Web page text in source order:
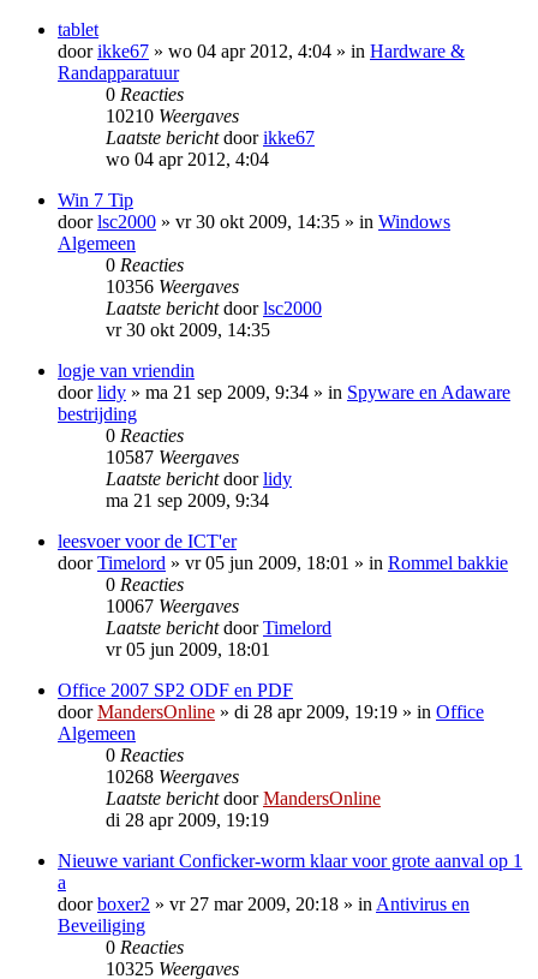
tablet
doorikke67 » wo 04 apr 2012, 4:04 » in Hardware &
Randapparatuur
0 Reacties
10210 Weergaves
Laatste berichtdoorikke67
wo 04 apr 2012, 4:04
Win 7 Tip
doorlsc2000 » vr 30 okt 2009, 14:35 » in Windows
Algemeen
0 Reacties
10356 Weergaves
Laatste berichtdoorlsc2000
vr 30 okt 2009, 14:35
logje van vriendin
doorlidy » ma 21 sep 2009, 9:34 » in Spyware en Adaware
bestrijding
0 Reacties
10587 Weergaves
Laatste berichtdoorlidy
ma 21 sep 2009, 9:34
leesvoer voor de ICT'er
doorTimelord » vr 05 jun 2009, 18:01 » in Rommel bakkie
0 Reacties
10067 Weergaves
Laatste berichtdoorTimelord
vr 05 jun 2009, 18:01
Office 2007 SP2 ODF en PDF
doorMandersOnline » di 28 apr 2009, 19:19 » in Office
Algemeen
0 Reacties
10268 Weergaves
Laatste berichtdoorMandersOnline
di 28 apr 2009, 19:19
Nieuwe variant Conficker-worm klaar voor grote aanval op 1
a
doorboxer2 » vr 27 mar 2009, 20:18 » in Antivirus en
Beveiliging
0 Reacties
10325 Weergaves